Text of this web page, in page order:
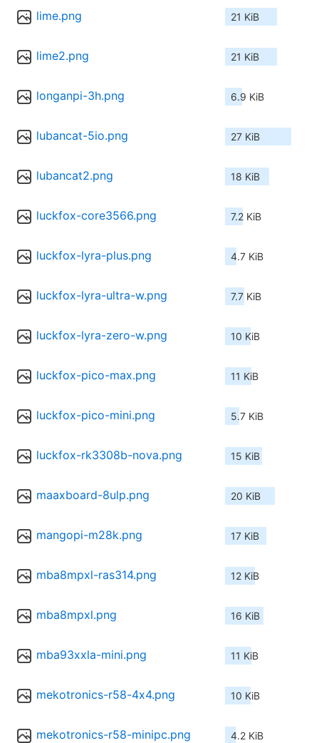
lime.png 21 KiB
lime2.png 21 KiB
longanpi-3h.png 6.9 KiB
lubancat-5io.png 27 KiB
lubancat2.png 18 KiB
luckfox-core3566.png 7.2 KiB
luckfox-lyra-plus.png 4.7 KiB
luckfox-lyra-ultra-w.png 7.7 KiB
luckfox-lyra-zero-w.png 10 KiB
luckfox-pico-max.png 11 KiB
luckfox-pico-mini.png 5.7 KiB
luckfox-rk3308b-nova.png 15 KiB
maaxboard-8ulp.png 20 KiB
mangopi-m28k.png 17 KiB
mba8mpxl-ras314.png 12 KiB
mba8mpxl.png 16 KiB
mba93xxla-mini.png 11 KiB
mekotronics-r58-4x4.png 10 KiB
mekotronics-r58-minipc.png 4.2 KiB